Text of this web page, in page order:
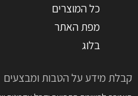
כל המוצרים
מפת האתר
בלוג
קבלת מידע על הטבות ומבצעים